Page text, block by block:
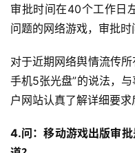
游
戏
单
机
游
审批时间在40个工作日
问题的网络游戏，审批时
对于近期网络舆情流传
手机5张光盘”的说法，
户网站认真了解详细要求
4.问：移动游戏出版审